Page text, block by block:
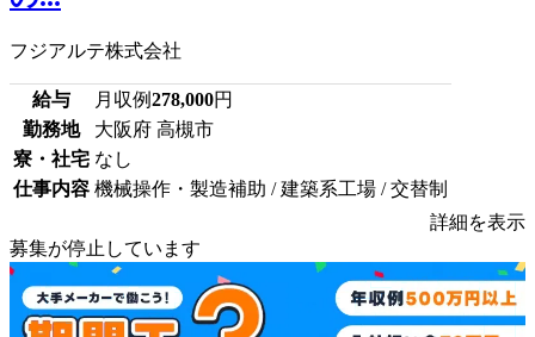
フジアルテ株式会社
給与 月収例278,000円
勤務地
大阪府 高槻市
寮・社宅 なし
仕事内容 機械操作・製造補助 / 建築系工場 / 交替制
詳細を表示
募集が停止しています